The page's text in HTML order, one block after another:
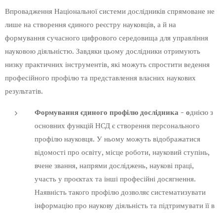
Впровадження Національної системи дослідників спрямоване не
лише на створення єдиного реєстру науковців, а й на
формування сучасного цифрового середовища для управління
науковою діяльністю. Завдяки цьому дослідники отримують
низку практичних інструментів, які можуть спростити ведення
професійного профілю та представлення власних наукових
результатів.
Формування єдиного профілю дослідника - однією з
основних функцій НСД є створення персонального
профілю науковця. У ньому можуть відображатися
відомості про освіту, місце роботи, науковий ступінь,
вчене звання, напрями досліджень, наукові праці,
участь у проєктах та інші професійні досягнення.
Наявність такого профілю дозволяє систематизувати
інформацію про наукову діяльність та підтримувати її в